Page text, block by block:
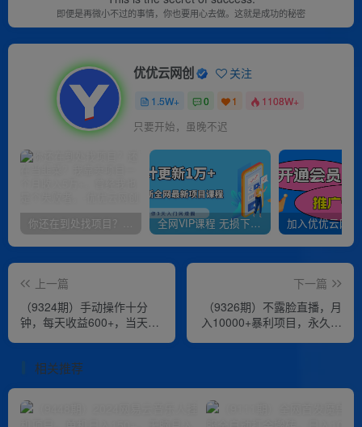
即便是再微小不过的事情，你也要用心去做。这就是成功的秘密
优优云网创 关注
1.5W+ 0 1 1108W+
只要开始，虽晚不迟
你还在到处找项目？还在当韭菜？我靠卖项目一个月收入5万+，曾经我也是个失败者。 全网VIP课程 无损下载~
上一篇
（9324期）手动操作十分
钟，每天收益600+，当天实
下一篇
（9326期）不露脸直播，月
入10000+暴利项目，永久可
相关推荐